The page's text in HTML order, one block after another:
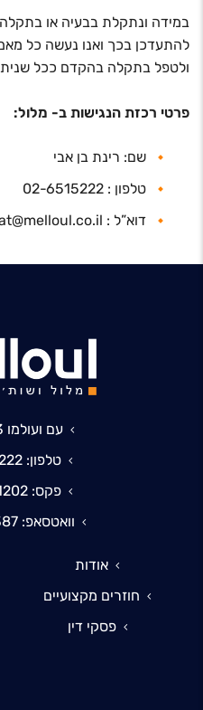
במידה ונתקלת בבעיה או
להתעדכן בכך ואנו נעשה כל
ולטפל בתקלה בהקדם ככל
פרטי רכזת הנגישות ב- מלול:
שם: רינת בן אבי
טלפון : 02-6515222
דוא”ל : rinat@melloul.co.il
עם ועולמו 3, ירושלים.
טלפון: 02-6515222
פקס: 073-2311202
וואטסאפ: 055-2767387
אודות
חוזרים מקצועיים
פסקי דין